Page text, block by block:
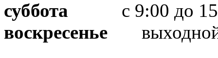
суббота с 9:00 до
воскресенье